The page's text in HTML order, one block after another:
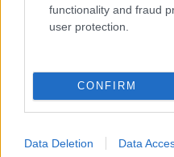
functionality and fraud
user protection.
CONFIRM
Data Deletion Data